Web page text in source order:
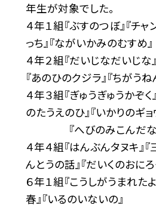
年生が対象でした。
４年１組『ぶすのつぼ』『チャ
っち』『ながいかみのむすめ』
４年２組『だいじなだいじな
『あのひのクジラ』『ちがうね
４年３組『ぎゅうぎゅうかぞく
のたうえのひ』『いかりのギョ
『へびのみこんだなに
４年４組『はんぶんタヌキ』
んとうの話』『だいくのおにろ
６年１組『こうしがうまれた
春』『いるのいないの』